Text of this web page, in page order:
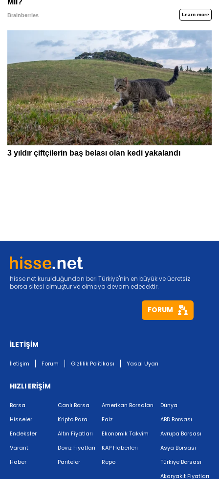
hisse.net kurulduğundan beri Türkiye'nin en büyük ve ücretsiz
borsa sitesi olmuştur ve olmaya devam edecektir.
FORUM
İLETİŞİM
İletişim Forum Gizlilik Politikası Yasal Uyarı
HIZLI ERİŞİM
Borsa
Hisseler
Endeksler
Varant
Haber
Canlı Borsa
Kripto Para
Altın Fiyatları
Döviz Fiyatları
Pariteler
Amerikan Borsaları
Faiz
Ekonomik Takvim
KAP Haberleri
Repo
Dünya
ABD Borsası
Avrupa Borsası
Asya Borsası
Türkiye Borsası
Akaryakıt Fiyatları